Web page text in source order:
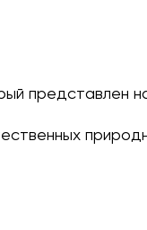
представлен